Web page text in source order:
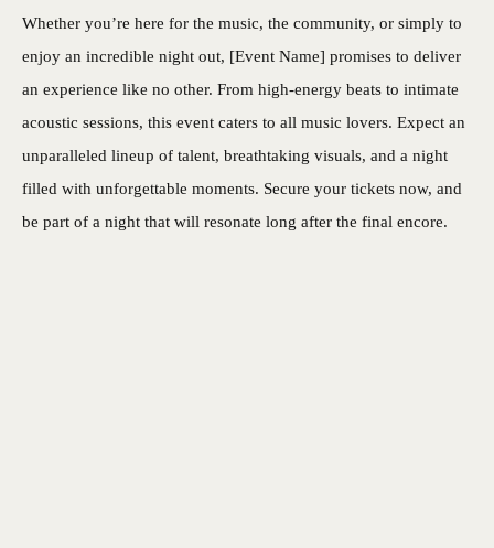
Whether you’re here for the music, the community, or simply to
enjoy an incredible night out, [Event Name] promises to deliver
an experience like no other. From high-energy beats to intimate
acoustic sessions, this event caters to all music lovers. Expect an
unparalleled lineup of talent, breathtaking visuals, and a night
filled with unforgettable moments. Secure your tickets now, and
be part of a night that will resonate long after the final encore.